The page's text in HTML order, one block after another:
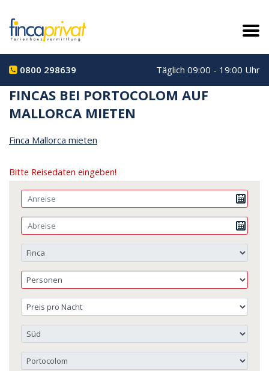
0800 298639 Täglich 09:00 - 19:00 Uhr
FINCAS BEI PORTOCOLOM AUF
MALLORCA MIETEN
Finca Mallorca mieten
Bitte Reisedaten eingeben!